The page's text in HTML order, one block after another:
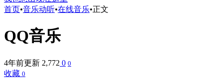
首页•音乐动听•在线音乐•正文
QQ音乐
4年前更新 2,772 0 0
收藏 0